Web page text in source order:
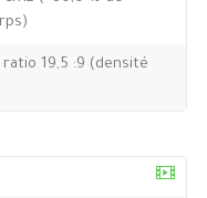
ratio 19,5 :9 (densité